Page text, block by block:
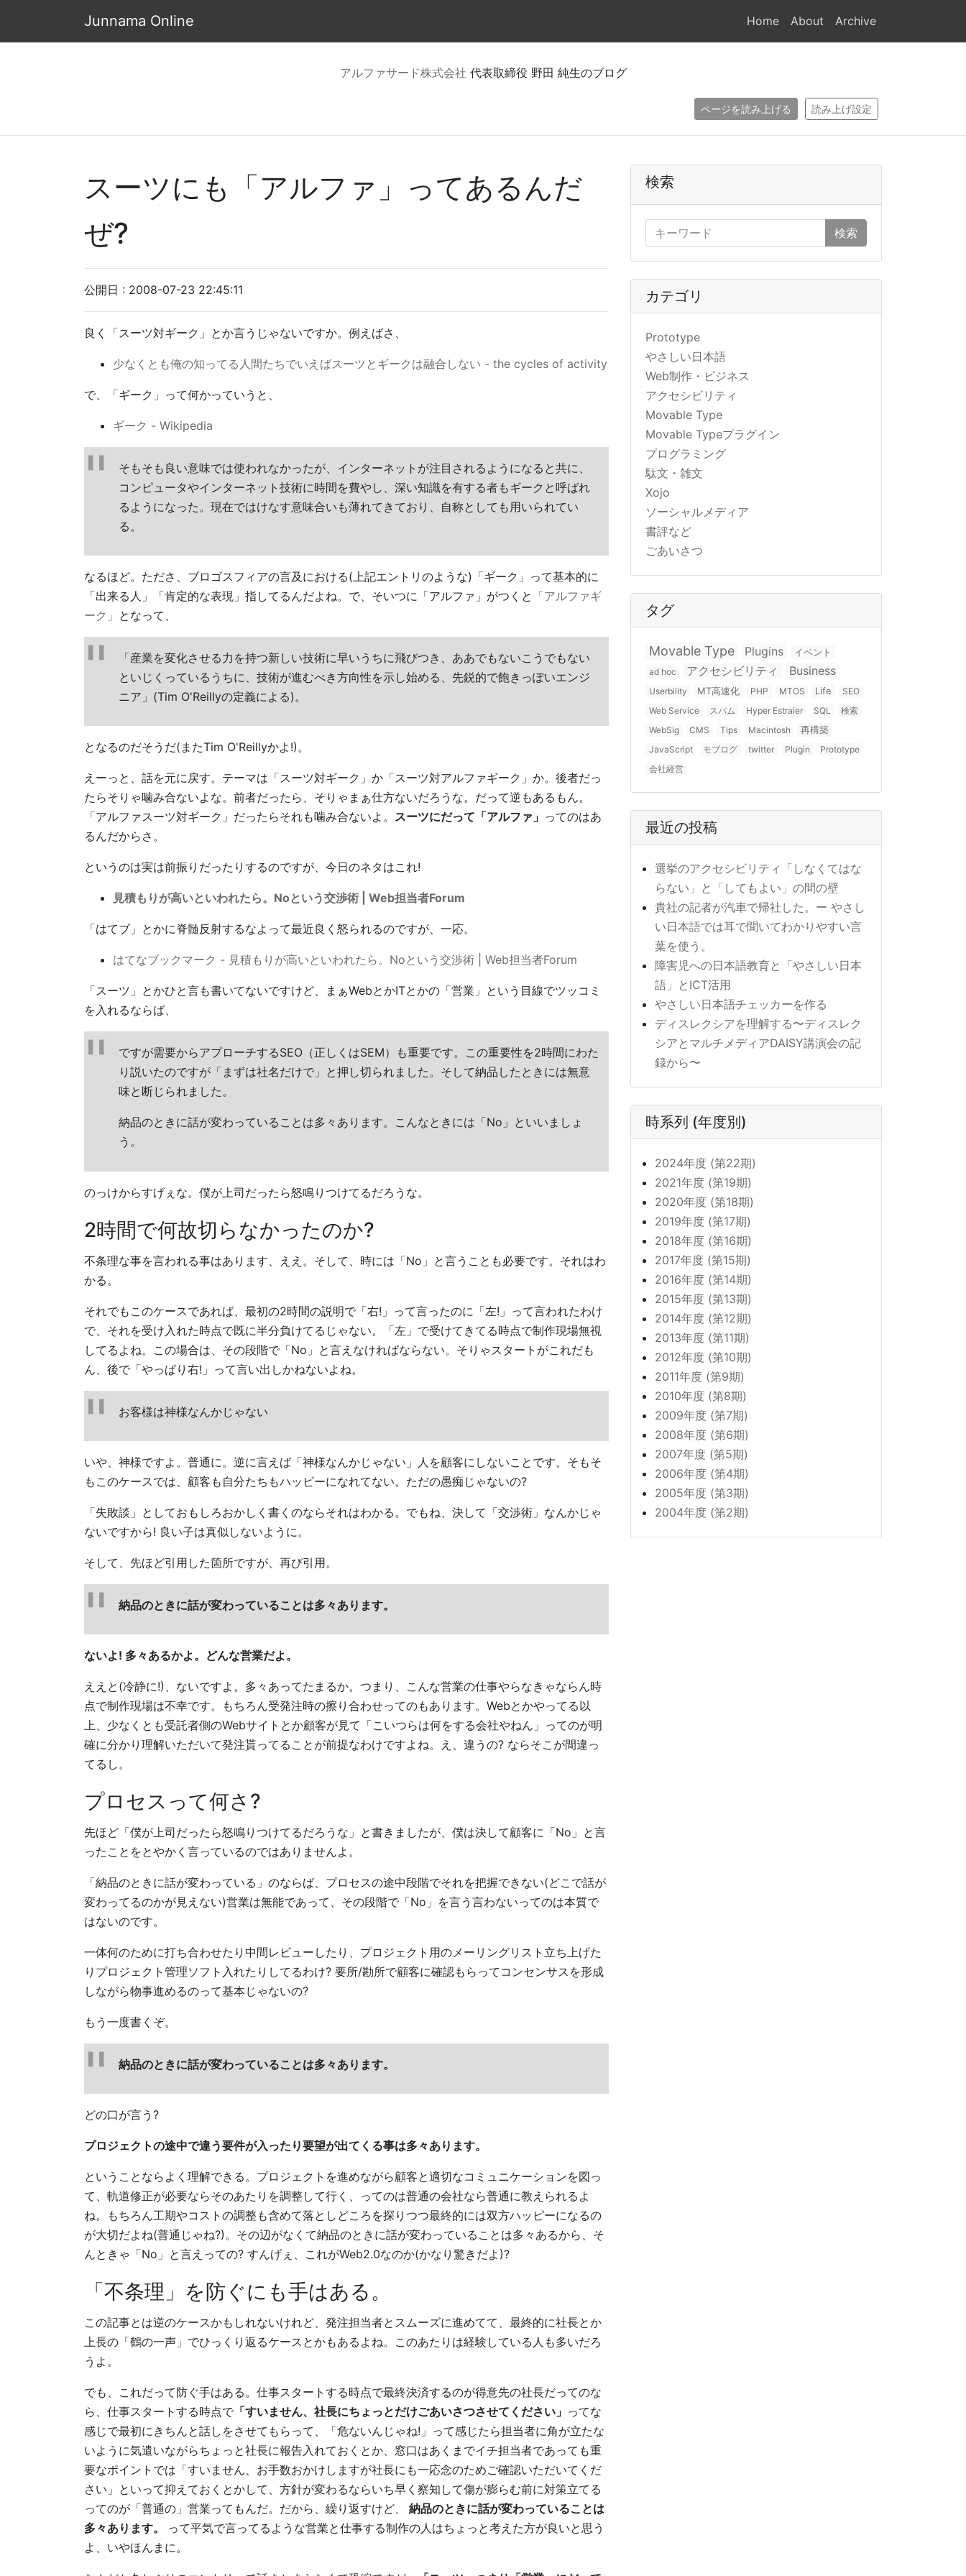
Junnama Online Home About Archive
アルファサード株式会社 代表取締役 野田 純生のブログ
ページを読み上げる 読み上げ設定
スーツにも「アルファ」ってあるんだ
ぜ?
公開日 : 2008-07-23 22:45:11
良く「スーツ対ギーク」とか言うじゃないですか。例えばさ、
少なくとも俺の知ってる人間たちでいえばスーツとギークは融合しない - the cycles of activity
で、「ギーク」って何かっていうと、
ギーク - Wikipedia
そもそも良い意味では使われなかったが、インターネットが注目されるようになると共に、
コンピュータやインターネット技術に時間を費やし、深い知識を有する者もギークと呼ばれ
るようになった。現在ではけなす意味合いも薄れてきており、自称としても用いられてい
る。
なるほど。たださ、ブロゴスフィアの言及における(上記エントリのような)「ギーク」って基本的に
「出来る人」「肯定的な表現」指してるんだよね。で、そいつに「アルファ」がつくと 「アルファギ
ーク」 となって、
「産業を変化させる力を持つ新しい技術に早いうちに飛びつき、ああでもないこうでもない
といじくっているうちに、技術が進むべき方向性を示し始める、先鋭的で飽きっぽいエンジ
ニア」(Tim O'Reillyの定義による)。
となるのだそうだ(またTim O'Reillyかよ!)。
えーっと、話を元に戻す。テーマは「スーツ対ギーク」か「スーツ対アルファギーク」か。後者だっ
たらそりゃ噛み合ないよな。前者だったら、そりゃまぁ仕方ないだろうな。だって逆もあるもん。
「アルファスーツ対ギーク」だったらそれも噛み合ないよ。 スーツにだって「アルファ」 ってのはあ
るんだからさ。
というのは実は前振りだったりするのですが、今日のネタはこれ!
見積もりが高いといわれたら。Noという交渉術 | Web担当者Forum
「はてブ」とかに脊髄反射するなよって最近良く怒られるのですが、一応。
はてなブックマーク - 見積もりが高いといわれたら。Noという交渉術 | Web担当者Forum
「スーツ」とかひと言も書いてないですけど、まぁWebとかITとかの「営業」という目線でツッコミ
を入れるならば、
ですが需要からアプローチするSEO（正しくはSEM）も重要です。この重要性を2時間にわた
り説いたのですが「まずは社名だけで」と押し切られました。そして納品したときには無意
味と断じられました。
納品のときに話が変わっていることは多々あります。こんなときには「No」といいましょ
う。
のっけからすげぇな。僕が上司だったら怒鳴りつけてるだろうな。
2時間で何故切らなかったのか?
不条理な事を言われる事はあります、ええ。そして、時には「No」と言うことも必要です。それはわ
かる。
それでもこのケースであれば、最初の2時間の説明で「右!」って言ったのに「左!」って言われたわけ
で、それを受け入れた時点で既に半分負けてるじゃない。「左」で受けてきてる時点で制作現場無視
してるよね。この場合は、その段階で「No」と言えなければならない。そりゃスタートがこれだも
ん、後で「やっぱり右!」って言い出しかねないよね。
お客様は神様なんかじゃない
いや、神様ですよ。普通に。逆に言えば「神様なんかじゃない」人を顧客にしないことです。そもそ
もこのケースでは、顧客も自分たちもハッピーになれてない。ただの愚痴じゃないの?
「失敗談」としておもしろおかしく書くのならそれはわかる。でもね、決して「交渉術」なんかじゃ
ないですから! 良い子は真似しないように。
そして、先ほど引用した箇所ですが、再び引用。
納品のときに話が変わっていることは多々あります。
ないよ! 多々あるかよ。どんな営業だよ。
ええと(冷静に!)、ないですよ。多々あってたまるか。つまり、こんな営業の仕事やらなきゃならん時
点で制作現場は不幸です。もちろん受発注時の擦り合わせってのもあります。Webとかやってる以
上、少なくとも受託者側のWebサイトとか顧客が見て「こいつらは何をする会社やねん」ってのが明
確に分かり理解いただいて発注貰ってることが前提なわけですよね。え、違うの? ならそこが間違っ
てるし。
プロセスって何さ?
先ほど「僕が上司だったら怒鳴りつけてるだろうな」と書きましたが、僕は決して顧客に「No」と言
ったことをとやかく言っているのではありませんよ。
「納品のときに話が変わっている」のならば、プロセスの途中段階でそれを把握できない(どこで話が
変わってるのかが見えない)営業は無能であって、その段階で「No」を言う言わないってのは本質で
はないのです。
一体何のために打ち合わせたり中間レビューしたり、プロジェクト用のメーリングリスト立ち上げた
りプロジェクト管理ソフト入れたりしてるわけ? 要所/勘所で顧客に確認もらってコンセンサスを形成
しながら物事進めるのって基本じゃないの?
もう一度書くぞ。
納品のときに話が変わっていることは多々あります。
どの口が言う?
プロジェクトの途中で違う要件が入ったり要望が出てくる事は多々あります。
ということならよく理解できる。プロジェクトを進めながら顧客と適切なコミュニケーションを図っ
て、軌道修正が必要ならそのあたりを調整して行く、ってのは普通の会社なら普通に教えられるよ
ね。もちろん工期やコストの調整も含めて落としどころを探りつつ最終的には双方ハッピーになるの
が大切だよね(普通じゃね?)。その辺がなくて納品のときに話が変わっていることは多々あるから、そ
んときゃ「No」と言えっての? すんげぇ、これがWeb2.0なのか(かなり驚きだよ)?
「不条理」を防ぐにも手はある。
この記事とは逆のケースかもしれないけれど、発注担当者とスムーズに進めてて、最終的に社長とか
上長の「鶴の一声」でひっくり返るケースとかもあるよね。このあたりは経験している人も多いだろ
うよ。
でも、これだって防ぐ手はある。仕事スタートする時点で最終決済するのが得意先の社長だってのな
ら、仕事スタートする時点で 「すいません、社長にちょっとだけごあいさつさせてください」 ってな
感じで最初にきちんと話しをさせてもらって、「危ないんじゃね!」って感じたら担当者に角が立たな
いように気遣いながらちょっと社長に報告入れておくとか、窓口はあくまでイチ担当者であっても重
要なポイントでは「すいません、お手数おかけしますが社長にも一応念のためご確認いただいてくだ
さい」といって抑えておくとかして、方針が変わるならいち早く察知して傷が膨らむ前に対策立てる
ってのが「普通の」営業ってもんだ。だから、繰り返すけど、
納品のときに話が変わっていることは
多々あります。 って平気で言ってるような営業と仕事する制作の人はちょっと考えた方が良いと思う
よ、いやほんまに。
検索
検索
カテゴリ
Prototype
やさしい日本語
Web制作・ビジネス
アクセシビリティ
Movable Type
Movable Typeプラグイン
プログラミング
駄文・雑文
Xojo
ソーシャルメディア
書評など
ごあいさつ
タグ
Movable Type Plugins イベント
ad hoc アクセシビリティ Business
Userbility MT高速化 PHP MTOS Life
SEO
Web Service
スパム Hyper Estraier SQL
検索
WebSig
CMS Tips Macintosh 再構築
JavaScript モブログ twitter Plugin
Prototype
会社経営
最近の投稿
選挙のアクセシビリティ「しなくてはな
らない」と「してもよい」の間の壁
貴社の記者が汽車で帰社した。ー やさし
い日本語では耳で聞いてわかりやすい言
葉を使う。
障害児への日本語教育と「やさしい日本
語」とICT活用
やさしい日本語チェッカーを作る
ディスレクシアを理解する〜ディスレク
シアとマルチメディアDAISY講演会の記
録から〜
時系列 (年度別)
2024年度 (第22期)
2021年度 (第19期)
2020年度 (第18期)
2019年度 (第17期)
2018年度 (第16期)
2017年度 (第15期)
2016年度 (第14期)
2015年度 (第13期)
2014年度 (第12期)
2013年度 (第11期)
2012年度 (第10期)
2011年度 (第9期)
2010年度 (第8期)
2009年度 (第7期)
2008年度 (第6期)
2007年度 (第5期)
2006年度 (第4期)
2005年度 (第3期)
2004年度 (第2期)